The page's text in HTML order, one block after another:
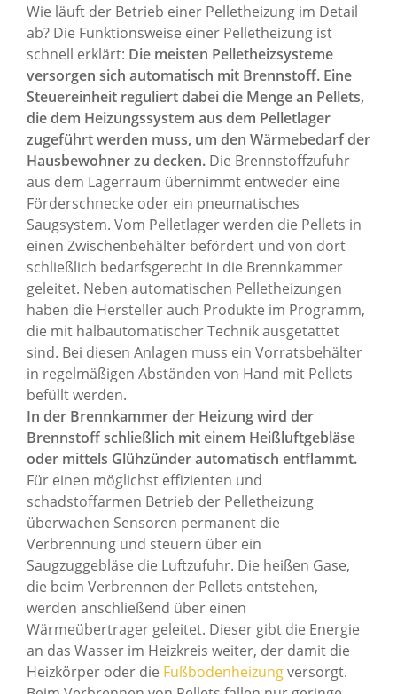
Wie läuft der Betrieb einer Pelletheizung im Detail
ab? Die Funktionsweise einer Pelletheizung ist
schnell erklärt: Die meisten Pelletheizsysteme
versorgen sich automatisch mit Brennstoff. Eine
Steuereinheit reguliert dabei die Menge an Pellets,
die dem Heizungssystem aus dem Pelletlager
zugeführt werden muss, um den Wärmebedarf der
Hausbewohner zu decken. Die Brennstoffzufuhr
aus dem Lagerraum übernimmt entweder eine
Förderschnecke oder ein pneumatisches
Saugsystem. Vom Pelletlager werden die Pellets in
einen Zwischenbehälter befördert und von dort
schließlich bedarfsgerecht in die Brennkammer
geleitet. Neben automatischen Pelletheizungen
haben die Hersteller auch Produkte im Programm,
die mit halbautomatischer Technik ausgetattet
sind. Bei diesen Anlagen muss ein Vorratsbehälter
in regelmäßigen Abständen von Hand mit Pellets
befüllt werden.
In der Brennkammer der Heizung wird der
Brennstoff schließlich mit einem Heißluftgebläse
oder mittels Glühzünder automatisch entflammt.
Für einen möglichst effizienten und
schadstoffarmen Betrieb der Pelletheizung
überwachen Sensoren permanent die
Verbrennung und steuern über ein
Saugzuggebläse die Luftzufuhr. Die heißen Gase,
die beim Verbrennen der Pellets entstehen,
werden anschließend über einen
Wärmeübertrager geleitet. Dieser gibt die Energie
an das Wasser im Heizkreis weiter, der damit die
Heizkörper oder die Fußbodenheizungversorgt.